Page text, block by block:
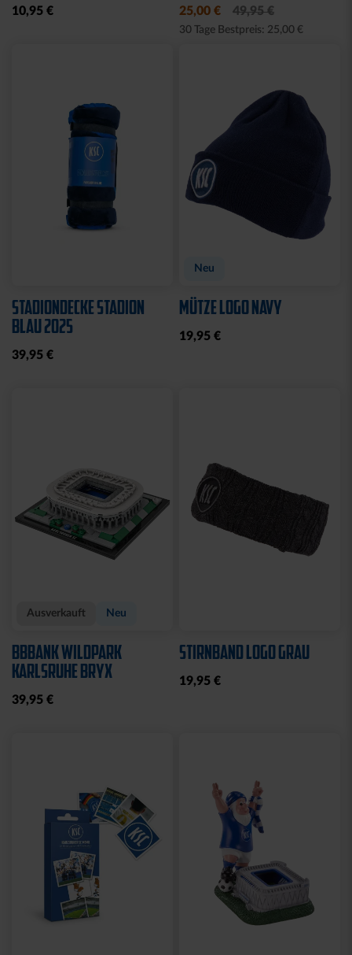
10,95 € 25,00 € 49,95 €
30 Tage Bestpreis: 25,00 €
STADIONDECKE STADION
BLAU 2025
39,95 €
Neu
MÜTZE LOGO NAVY
19,95 €
Ausverkauft Neu
BBBANK WILDPARK
KARLSRUHE BRYX
39,95 €
STIRNBAND LOGO GRAU
19,95 €